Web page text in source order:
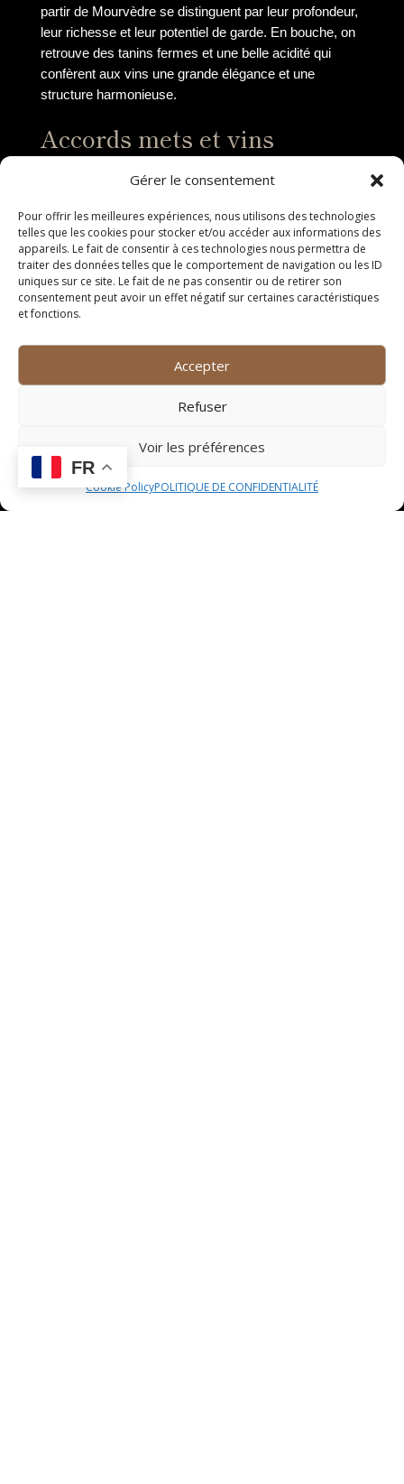
Gérer le consentement
Pour offrir les meilleures expériences, nous utilisons des technologies
telles que les cookies pour stocker et/ou accéder aux informations des
appareils. Le fait de consentir à ces technologies nous permettra de
traiter des données telles que le comportement de navigation ou les ID
uniques sur ce site. Le fait de ne pas consentir ou de retirer son
consentement peut avoir un effet négatif sur certaines caractéristiques
et fonctions.
Accepter
Refuser
Voir les préférences
Cookie PolicyPOLITIQUE DE CONFIDENTIALITÉ
partir de Mourvèdre se distinguent par leur profondeur,
leur richesse et leur potentiel de garde. En bouche, on
retrouve des tanins fermes et une belle acidité qui
confèrent aux vins une grande élégance et une
structure harmonieuse.
Accords mets et vins
Vins blancs
Les vins blancs de Lunel, riches en arômes floraux et
fruités, se marient à merveille avec des plats de
poissons et fruits de mer. Leur fraîcheur et leur vivacité
en font des compagnons idéaux pour des mets
délicats tels que des coquilles Saint-Jacques poêlées
ou une salade de crevettes.
Vins rouges
puissance et leur complexité s’accordent parfaitement
avec un rôti de bœuf aux cèpes ou un civet de
FR